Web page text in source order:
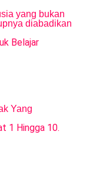
yang bukan
diabadikan
Yang